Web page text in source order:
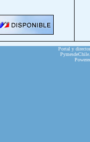
Portal y